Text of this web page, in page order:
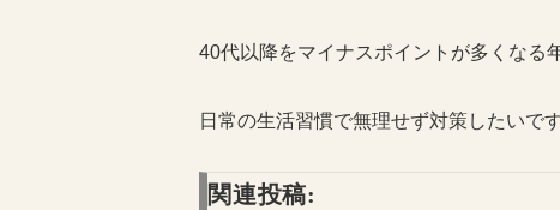
40代以降をマイナスポイントが多くなる
日常の生活習慣で無理せず対策したいで
関連投稿: